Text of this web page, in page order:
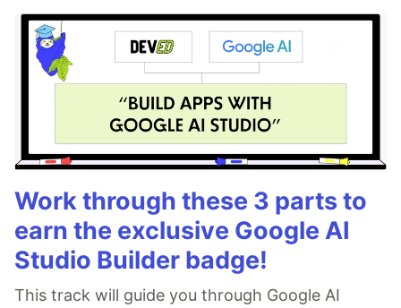
Work through these 3 parts to
earn the exclusive Google AI
Studio Builder badge!
This track will guide you through Google AI